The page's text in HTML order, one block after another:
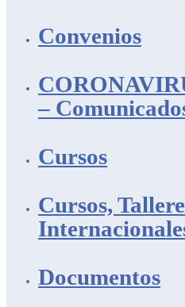
Convenios
–
Cursos
Cursos,
Documentos